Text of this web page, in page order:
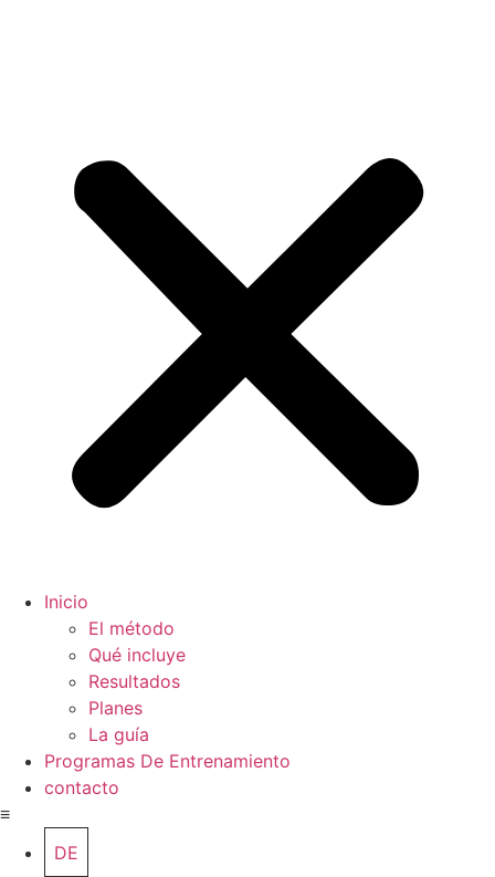
Inicio
El método
Qué incluye
Resultados
Planes
La guía
Programas De Entrenamiento
contacto
≡
DE